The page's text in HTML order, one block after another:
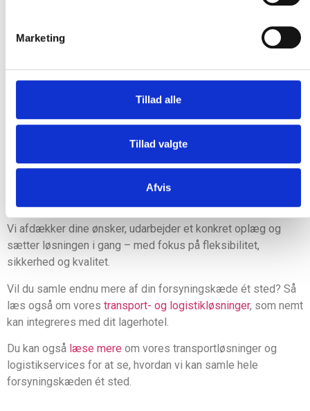
Marketing
Tillad alle
Tillad valgte
Afvis
Din professionelle samarbejdspartner
Er du nysgerrig på, hvordan vores lagerhotel kan optimere
hverdagen? Vi står klar til at hjælpe dig hele vejen – hurtigt
Kontakt osog få et uforpligtende tilbud, der er tilpasset dine
behov. Du kan skrive direkte til os på
vi hurtigt tilbage.
Vi afdækker dine ønsker, udarbejder et konkret oplæg og
sætter løsningen i gang – med fokus på fleksibilitet,
sikkerhed og kvalitet.
Vil du samle endnu mere af din forsyningskæde ét sted? Så
læs også om vores transport- og logistikløsninger, som nemt
kan integreres med dit lagerhotel.
Du kan også læse mere om vores transportløsninger og
logistikservices for at se, hvordan vi kan samle hele
forsyningskæden ét sted.